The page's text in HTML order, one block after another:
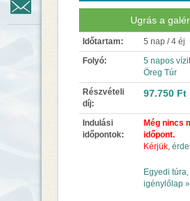
Kapcsolat
Ugrás a
Időtartam:
5 nap / 4 éj
Folyó:
5 napos
Öreg Túr
Részvételi
díj:
97.750 Ft
Indulási
időpontok:
Még nincs
időpont.
Kérjük,
Egyedi
igénylőlap »